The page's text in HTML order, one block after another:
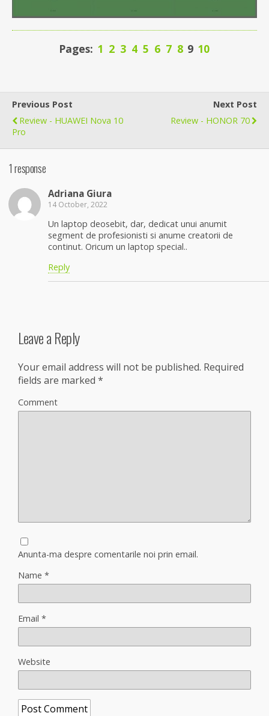
Pages: 1 2 3 4 5 6 7 8 9 10
Previous Post
Review - HUAWEI Nova 10
Pro
Next Post
Review - HONOR 70
1 response
Adriana Giura
14 October, 2022
Un laptop deosebit, dar, dedicat unui anumit
segment de profesionisti si anume creatorii de
continut. Oricum un laptop special..
Reply
Leave a Reply
Your email address will not be published. Required
fields are marked *
Comment
Anunta-ma despre comentarile noi prin email.
Name *
Email *
Website